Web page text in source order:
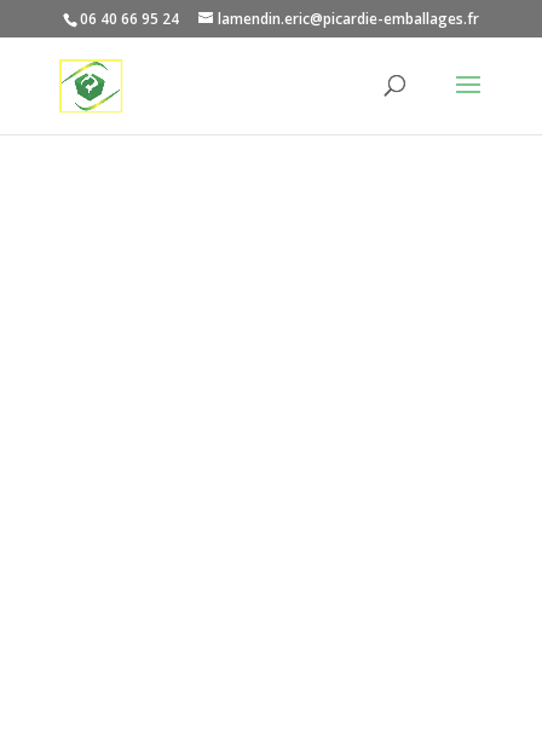
06 40 66 95 24 lamendin.eric@picardie-emballages.fr